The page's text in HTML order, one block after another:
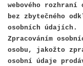
webového
bez zbytečného
osobních údajích.
Zpracováním
osobu, jakožto
osobní údaje